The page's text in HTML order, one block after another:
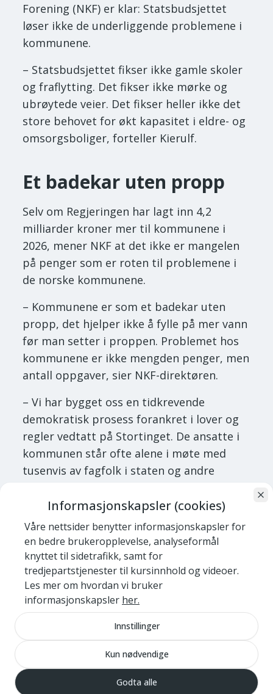
Forening (NKF) er klar: Statsbudsjettet
løser ikke de underliggende problemene i
kommunene.
– Statsbudsjettet fikser ikke gamle skoler
og fraflytting. Det fikser ikke mørke og
ubrøytede veier. Det fikser heller ikke det
store behovet for økt kapasitet i eldre- og
omsorgsboliger, forteller Kierulf.
Et badekar uten propp
Selv om Regjeringen har lagt inn 4,2
milliarder kroner mer til kommunene i
2026, mener NKF at det ikke er mangelen
på penger som er roten til problemene i
de norske kommunene.
– Kommunene er som et badekar uten
propp, det hjelper ikke å fylle på mer vann
før man setter i proppen. Problemet hos
kommunene er ikke mengden penger, men
antall oppgaver, sier NKF-direktøren.
– Vi har bygget oss en tidkrevende
demokratisk prosess forankret i lover og
regler vedtatt på Stortinget. De ansatte i
kommunen står ofte alene i møte med
tusenvis av fagfolk i staten og andre
som kunne vært løst på noen måneder, nå
tar mange år. Det er sløsing med
kommunens tid og penger, forteller
Kierulf.
– Skal kommunene komme tilbake til
normaldrift må det tas strukturelle grep
på nasjonalt nivå, for disse problemene er
ikke løsbare for hver enkel kommune,
legger Kierulf til.
Informasjonskapsler (cookies)
Våre nettsider benytter informasjonskapsler for
en bedre brukeropplevelse, analyseformål
knyttet til sidetrafikk, samt for
tredjepartstjenester til kursinnhold og videoer.
Les mer om hvordan vi bruker
informasjonskapsler her.
Innstillinger
Kun nødvendige
Godta alle